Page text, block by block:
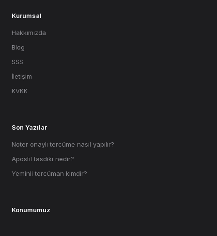
Kurumsal
Hakkımızda
Blog
SSS
İletişim
KVKK
Son Yazılar
Noter onaylı tercüme nasıl yapılır?
Apostil tasdiki nedir?
Yeminli tercüman kimdir?
Konumumuz